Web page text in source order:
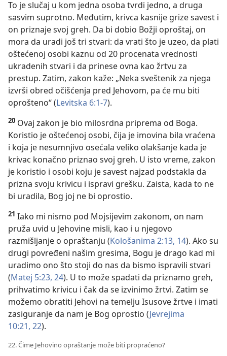
To je slučaj u kom jedna osoba tvrdi jedno, a druga
sasvim suprotno. Međutim, krivca kasnije grize savest i
on priznaje svoj greh. Da bi dobio Božji oproštaj, on
mora da uradi još tri stvari: da vrati što je uzeo, da plati
oštećenoj osobi kaznu od 20 procenata vrednosti
ukradenih stvari i da prinese ovna kao žrtvu za
prestup. Zatim, zakon kaže: „Neka sveštenik za njega
izvrši obred očišćenja pred Jehovom, pa će mu biti
oprošteno“ (Levitska 6:1-7).
20 Ovaj zakon je bio milosrdna priprema od Boga.
Koristio je oštećenoj osobi, čija je imovina bila vraćena
i koja je nesumnjivo osećala veliko olakšanje kada je
krivac konačno priznao svoj greh. U isto vreme, zakon
je koristio i osobi koju je savest najzad podstakla da
prizna svoju krivicu i ispravi grešku. Zaista, kada to ne
bi uradila, Bog joj ne bi oprostio.
21 Iako mi nismo pod Mojsijevim zakonom, on nam
pruža uvid u Jehovine misli, kao i u njegovo
razmišljanje o opraštanju (Kološanima 2:13, 14). Ako su
drugi povređeni našim gresima, Bogu je drago kad mi
uradimo ono što stoji do nas da bismo ispravili stvari
(Matej 5:23, 24). U to može spadati da priznamo greh,
prihvatimo krivicu i čak da se izvinimo žrtvi. Zatim se
možemo obratiti Jehovi na temelju Isusove žrtve i imati
zasiguranje da nam je Bog oprostio (Jevrejima
10:21, 22).
22. Čime Jehovino opraštanje može biti propraćeno?